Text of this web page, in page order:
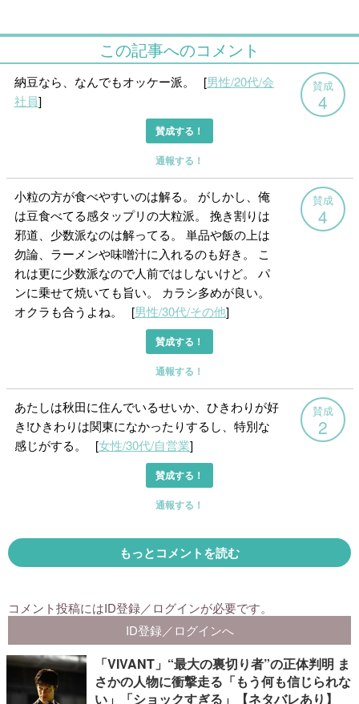
「VIVANT」“最大の裏切り者”の正体判明 ま
さかの人物に衝撃走る「もう何も信じられな
い」「ショックすぎる」【ネタバレあり】